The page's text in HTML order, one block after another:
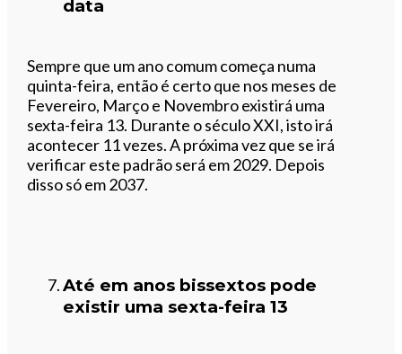
data
Sempre que um ano comum começa numa
quinta-feira, então é certo que nos meses de
Fevereiro, Março e Novembro existirá uma
sexta-feira 13. Durante o século XXI, isto irá
acontecer 11 vezes. A próxima vez que se irá
verificar este padrão será em 2029. Depois
disso só em 2037.
Até em anos bissextos pode
existir uma sexta-feira 13